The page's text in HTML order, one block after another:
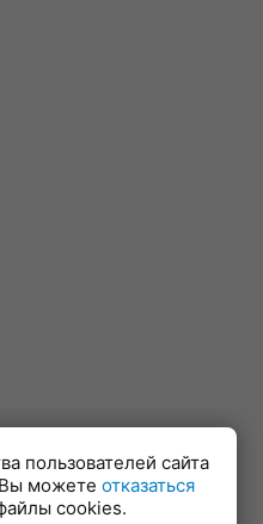
пользователей сайта
можете отказаться
cookies.